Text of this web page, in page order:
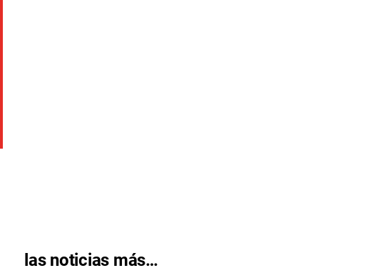
las noticias más…